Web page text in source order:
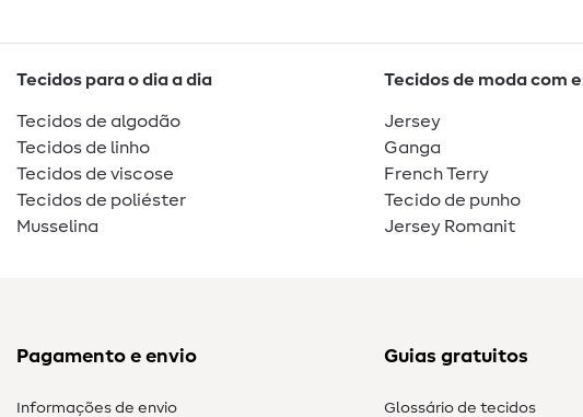
Tecidos para o dia a dia
Tecidos de algodão
Tecidos de linho
Tecidos de viscose
Tecidos de poliéster
Musselina
Tecidos de moda com
Jersey
Ganga
French Terry
Tecido de punho
Jersey Romanit
Pagamento e envio
Informações de envio
Guias gratuitos
Glossário de tecidos